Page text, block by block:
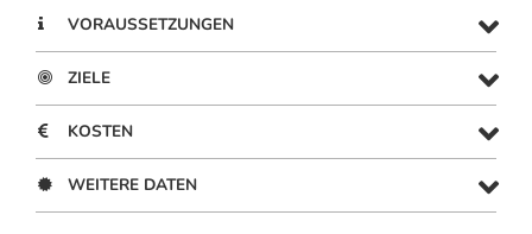
VORAUSSETZUNGEN
ZIELE
KOSTEN
WEITERE DATEN